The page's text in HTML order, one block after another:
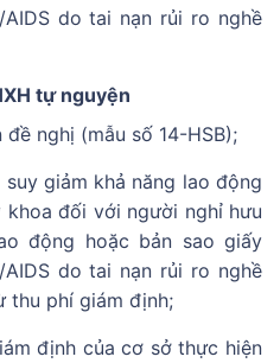
do tai nạn rủi ro nghề
tự nguyện
nghị (mẫu số 14-HSB);
giảm khả năng lao động
đối với người nghỉ hưu
động hoặc bản sao giấy
do tai nạn rủi ro nghề
thu phí giám định;
định của cơ sở thực hiện